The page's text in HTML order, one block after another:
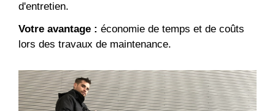
d'entretien.
Votre avantage : économie de temps et de coûts
lors des travaux de maintenance.